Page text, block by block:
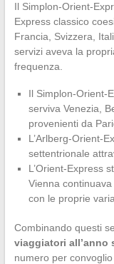
Il Simplon-Orient-
Express classico
Francia, Svizzera,
servizi aveva la
frequenza.
Il Simplon-Orient-
serviva Venezia,
provenienti da
L’Arlberg-Orient-
settentrionale
L’Orient-Express
Vienna
con le proprie
Combinando questi
viaggiatori all’anno
numero per